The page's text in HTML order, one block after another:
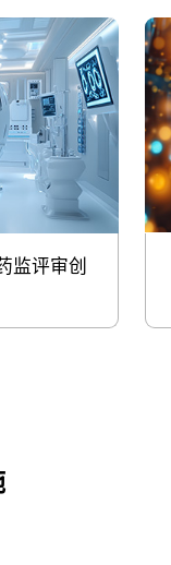
监评审创